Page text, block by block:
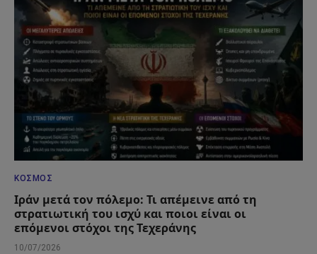
ΚΌΣΜΟΣ
Ιράν μετά τον πόλεμο: Τι απέμεινε από τη
στρατιωτική του ισχύ και ποιοι είναι οι
επόμενοι στόχοι της Τεχεράνης
10/07/2026